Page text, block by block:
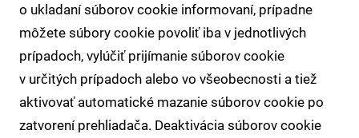
o ukladaní súborov cookie informovaní, prípadne
môžete súbory cookie povoliť iba v jednotlivých
prípadoch, vylúčiť prijímanie súborov cookie
v určitých prípadoch alebo vo všeobecnosti a tiež
aktivovať automatické mazanie súborov cookie po
zatvorení prehliadača. Deaktivácia súborov cookie